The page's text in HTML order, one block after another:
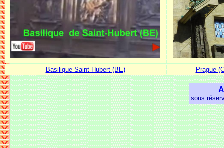
Basilique Saint-Hubert (BE) Prague
sous